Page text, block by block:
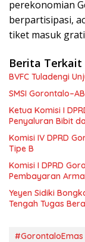
perekonomian
berpartisipasi,
tiket masuk
Berita Terkait
BVFC Tuladengi
SMSI
Ketua Komisi I
Penyaluran Bibit
Komisi IV DPRD
Tipe B
Komisi I DPRD
Pembayaran
Yeyen Sidiki
Tengah Tugas
#GorontaloEmas